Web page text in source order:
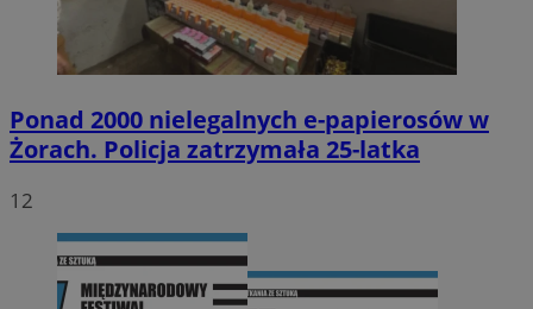
Ponad 2000 nielegalnych e-papierosów w
Żorach. Policja zatrzymała 25-latka
12